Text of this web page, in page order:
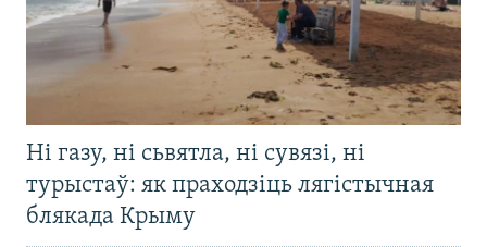
Ні газу, ні сьвятла, ні сувязі, ні
турыстаў: як праходзіць лягістычная
блякада Крыму